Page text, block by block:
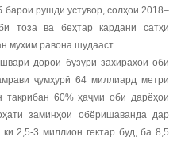
рушди устувор, солҳои 2018–
тоза ва беҳтар кардани сатҳи
муҳим равона шудааст.
дорои бузури захираҳои обӣ
ҷумҳурӣ 64 миллиард метри
60% ҳаҷми оби дарёҳои
заминҳои обёришаванда дар
2,5-3 миллион гектар буд, ба 8,5